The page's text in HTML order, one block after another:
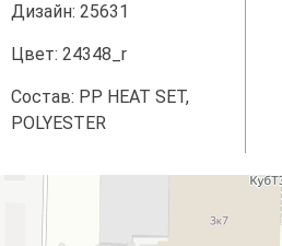
Дизайн: 25631
Цвет: 24348_r
Состав: PP HEAT SET,
POLYESTER